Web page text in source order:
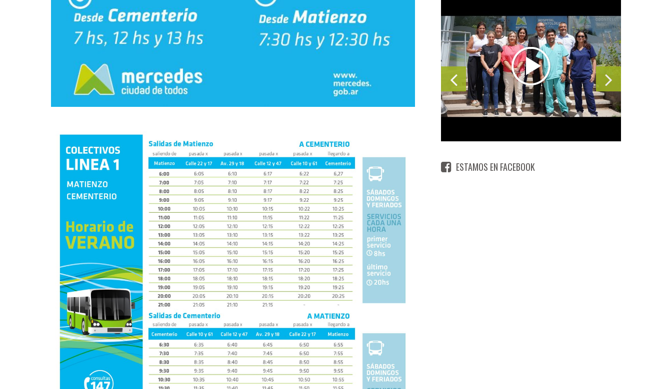
ESTAMOS EN FACEBOOK